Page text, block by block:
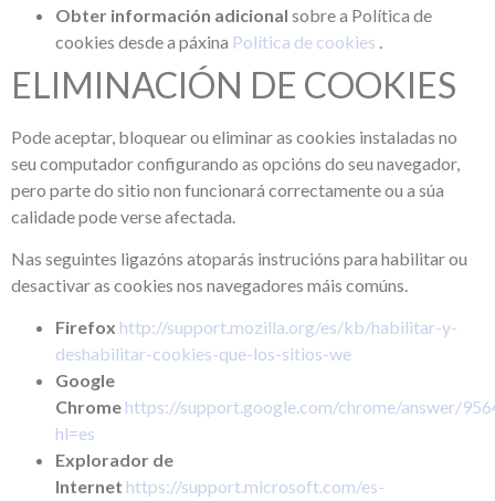
Obter información adicional sobre a Política de
cookies desde a páxina Política de cookies
ELIMINACIÓN DE COOKIES
Pode aceptar, bloquear ou eliminar as cookies instaladas no
seu computador configurando as opcións do seu navegador,
pero parte do sitio non funcionará correctamente ou a súa
calidade pode verse afectada.
Nas seguintes ligazóns atoparás instrucións para habilitar ou
desactivar as cookies nos navegadores máis comúns.
Firefox http://support.mozilla.org/es/kb/habilitar-y-
deshabilitar-cookies-que-los-sitios-we
Google
Chrome https://support.google.com/chrome/answer/
hl=es
Explorador de
Internet https://support.microsoft.com/es-